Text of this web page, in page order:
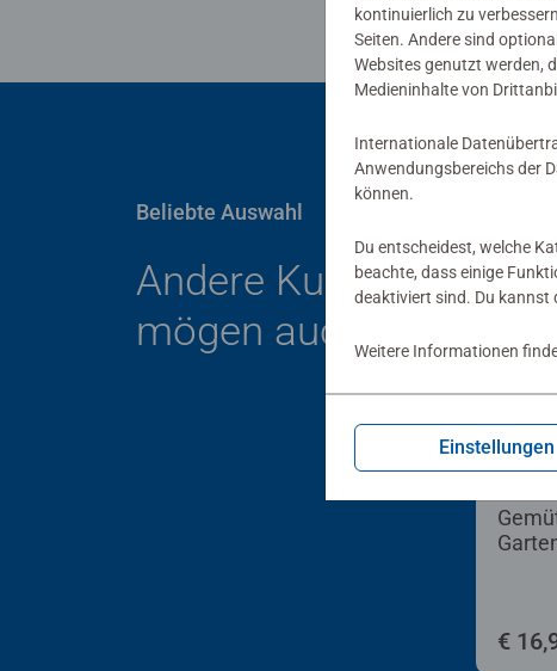
Beliebte Auswahl
Andere Kunden
mögen auch
€
kontinuierlich zu
Seiten. Andere sind
Websites genutzt werden,
Medieninhalte von
Internationale
Anwendungsbereichs der
können.
Du entscheidest, welche
beachte, dass einige
deaktiviert sind. Du kannst
Weitere Informationen
Einstellungen